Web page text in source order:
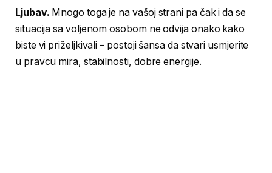
Ljubav. Mnogo toga je na vašoj strani pa čak i da se
situacija sa voljenom osobom ne odvija onako kako
biste vi priželjkivali – postoji šansa da stvari usmjerite
u pravcu mira, stabilnosti, dobre energije.